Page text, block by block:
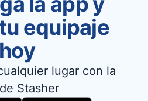
equipaje
hoy
lugar con la
Stasher